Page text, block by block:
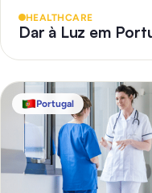
HEALTHCARE
Dar à Luz em
Portugal